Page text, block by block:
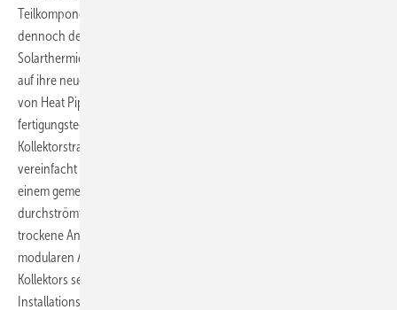
Teilkomponenten werden die Kosten der solarerzeugten Wärme
dennoch deutlich unter den Kosten konventioneller
Solarthermiekollektoren liegen“, versprechen die Forscher mit Blick
auf ihre neuen Kollektoren. Denn sie erwarten durch die Verwendung
von Heat Pipes auf Basis stranggepresster Profile eine kostengünstige
fertigungstechnische Realisierung von unterschiedlichen
Kollektorstranglängen. Der gemeinsame Sammelkanal wiederum
vereinfacht die Verschaltung unterschiedlich langer Heat Pipes mit
einem gemeinsamen Sammelkanal. Das ist im Gegensatz zum direkt
durchströmten Kollektor hydraulisch unproblematisch. Durch die
trockene Anbindung der Heat Pipes an den Sammelkanal und den
modularen Aufbau des Kollektors sein zudem die Wartung des
Kollektors sehr einfach. Zusätzlich senkt dies den
Installationsaufwand und damit auch die Kosten für die Integration